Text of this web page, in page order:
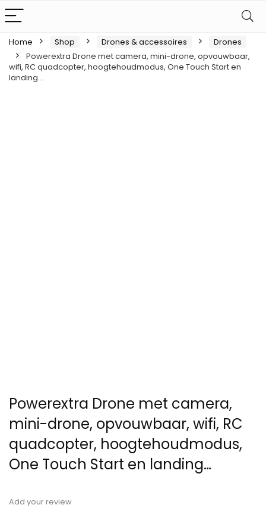
Home Shop Drones & accessoires
Drones
Powerextra Drone met camera, mini-drone, opvouwbaar,
wifi, RC quadcopter, hoogtehoudmodus, One Touch Start en
landing…
Powerextra Drone met camera,
mini-drone, opvouwbaar, wifi, RC
quadcopter, hoogtehoudmodus,
One Touch Start en landing…
Add your review